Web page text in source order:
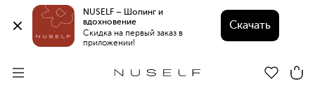
NUSELF – Шопинг и
вдохновение
Скидка на первый заказ в
приложении!
Скачать